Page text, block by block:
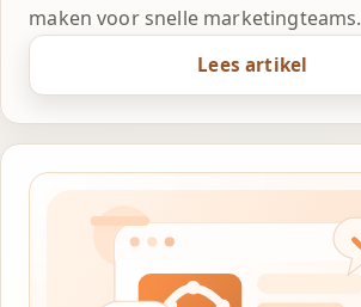
maken voor snelle marketingteams.
Lees artikel